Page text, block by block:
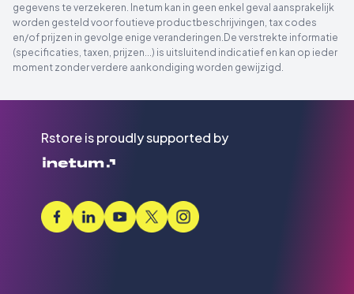
gegevens te verzekeren. Inetum kan in geen enkel geval aansprakelijk
worden gesteld voor foutieve productbeschrijvingen, tax codes
en/of prijzen in gevolge enige veranderingen.De verstrekte informatie
(specificaties, taxen, prijzen...) is uitsluitend indicatief en kan op ieder
moment zonder verdere aankondiging worden gewijzigd.
Rstore is proudly supported by